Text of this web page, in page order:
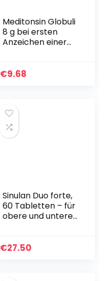
Meditonsin Globuli
8 g bei ersten
Anzeichen einer
natürliches
€9.68
Sinulan Duo forte,
60 Tabletten – für
obere und untere
nebenhöhlenentzü
€27.50